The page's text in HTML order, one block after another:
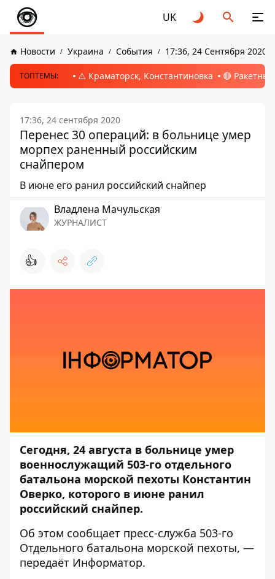
UK
Новости Украина События 17:36, 24 Сентября 2020
ТОПТЕМЫ: ⚠️ Краматорск, Константиновка 🔴
17:36, 24 сентября 2020
Перенес 30 операций: в больнице умер
морпех раненный российским
снайпером
В июне его ранил российский снайпер
Владлена Мачульская
ЖУРНАЛИСТ
👍
Сегодня, 24 августа в больнице умер
военнослужащий 503-го отдельного
батальона морской пехоты Константин
Оверко, которого в июне ранил
российский снайпер.
Об этом сообщает пресс-служба 503-го
Отдельного батальона морской пехоты, —
передаёт Информатор.